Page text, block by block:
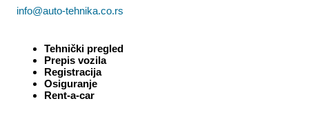
info@auto-tehnika.co.rs
Tehnički pregled
Prepis vozila
Registracija
Osiguranje
Rent-a-car